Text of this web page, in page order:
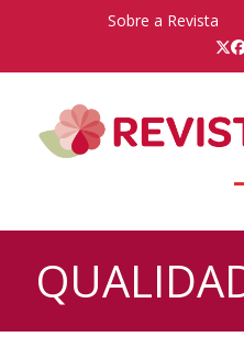
Sobre a Revista